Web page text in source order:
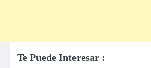
Te Puede Interesar :